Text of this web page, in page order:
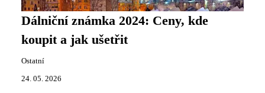
Dálniční známka 2024: Ceny, kde
koupit a jak ušetřit
Ostatní
24. 05. 2026